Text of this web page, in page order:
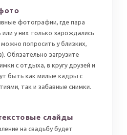
фотографии, где пара
или у них только зарождались
попросить у близких,
Обязательно загрузите
с отдыха, в кругу друзей и
быть как милые кадры с
так и забавные снимки.
слайды
на свадьбу будет